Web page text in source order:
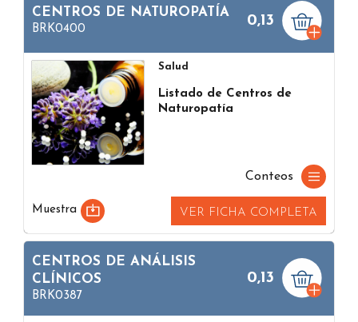
CENTROS DE NATUROPATÍA
BRK0400
0,13
Salud
Listado de Centros de
Naturopatía
Conteos
Muestra VER FICHA COMPLETA
CENTROS DE ANÁLISIS
CLÍNICOS
BRK0387
0,13